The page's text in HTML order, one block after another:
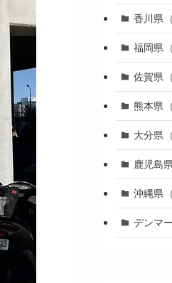
香川県
福岡県
佐賀県
熊本県
大分県
鹿児島
沖縄県
デンマ